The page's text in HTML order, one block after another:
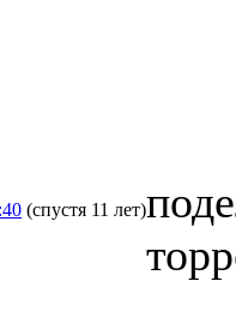
(спустя 11 лет)